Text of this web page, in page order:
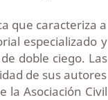
que caracteriza a
especializado y
doble ciego. Las
de sus autores
la Asociación Civil